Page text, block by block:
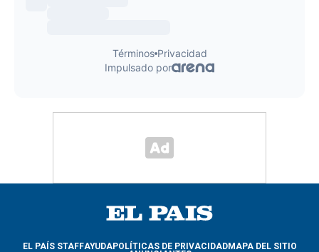
EL PAÍS STAFFAYUDAPOLÍTICAS DE PRIVACIDADMAPA DEL SITIO